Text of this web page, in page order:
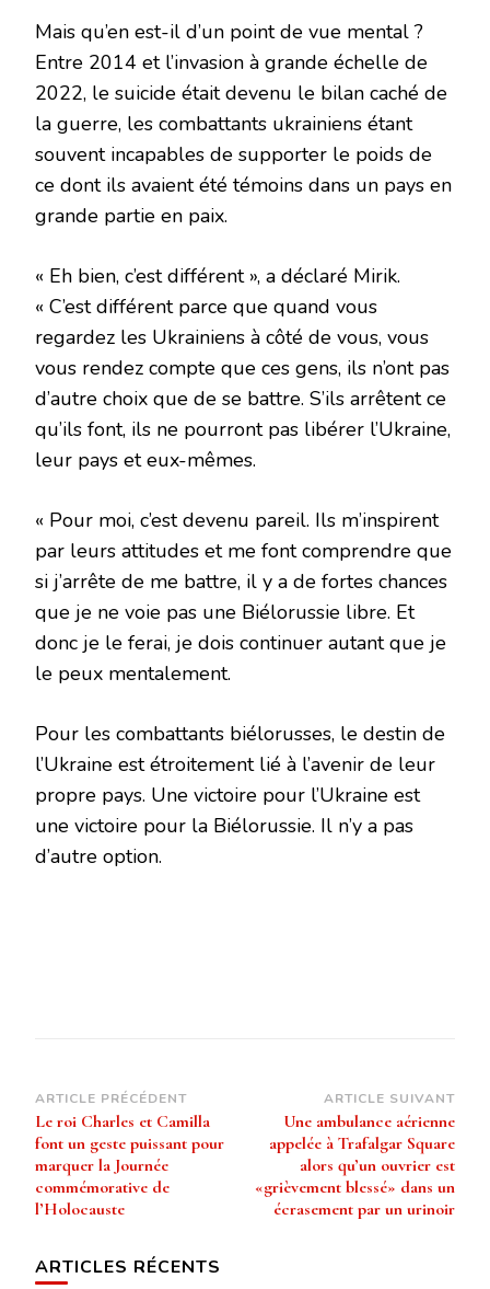
Mais qu’en est-il d’un point de vue mental ?
Entre 2014 et l’invasion à grande échelle de
2022, le suicide était devenu le bilan caché de
la guerre, les combattants ukrainiens étant
souvent incapables de supporter le poids de
ce dont ils avaient été témoins dans un pays en
grande partie en paix.
« Eh bien, c’est différent », a déclaré Mirik.
« C’est différent parce que quand vous
regardez les Ukrainiens à côté de vous, vous
vous rendez compte que ces gens, ils n’ont pas
d’autre choix que de se battre. S’ils arrêtent ce
qu’ils font, ils ne pourront pas libérer l’Ukraine,
leur pays et eux-mêmes.
« Pour moi, c’est devenu pareil. Ils m’inspirent
par leurs attitudes et me font comprendre que
si j’arrête de me battre, il y a de fortes chances
que je ne voie pas une Biélorussie libre. Et
donc je le ferai, je dois continuer autant que je
le peux mentalement.
Pour les combattants biélorusses, le destin de
l’Ukraine est étroitement lié à l’avenir de leur
propre pays. Une victoire pour l’Ukraine est
une victoire pour la Biélorussie. Il n’y a pas
d’autre option.
Navigation
d’article
ARTICLE PRÉCÉDENT
Le roi Charles et Camilla
font un geste puissant pour
marquer la Journée
commémorative de
l’Holocauste
ARTICLE SUIVANT
Une ambulance aérienne
appelée à Trafalgar Square
alors qu’un ouvrier est
«grièvement blessé» dans un
écrasement par un urinoir
ARTICLES RÉCENTS